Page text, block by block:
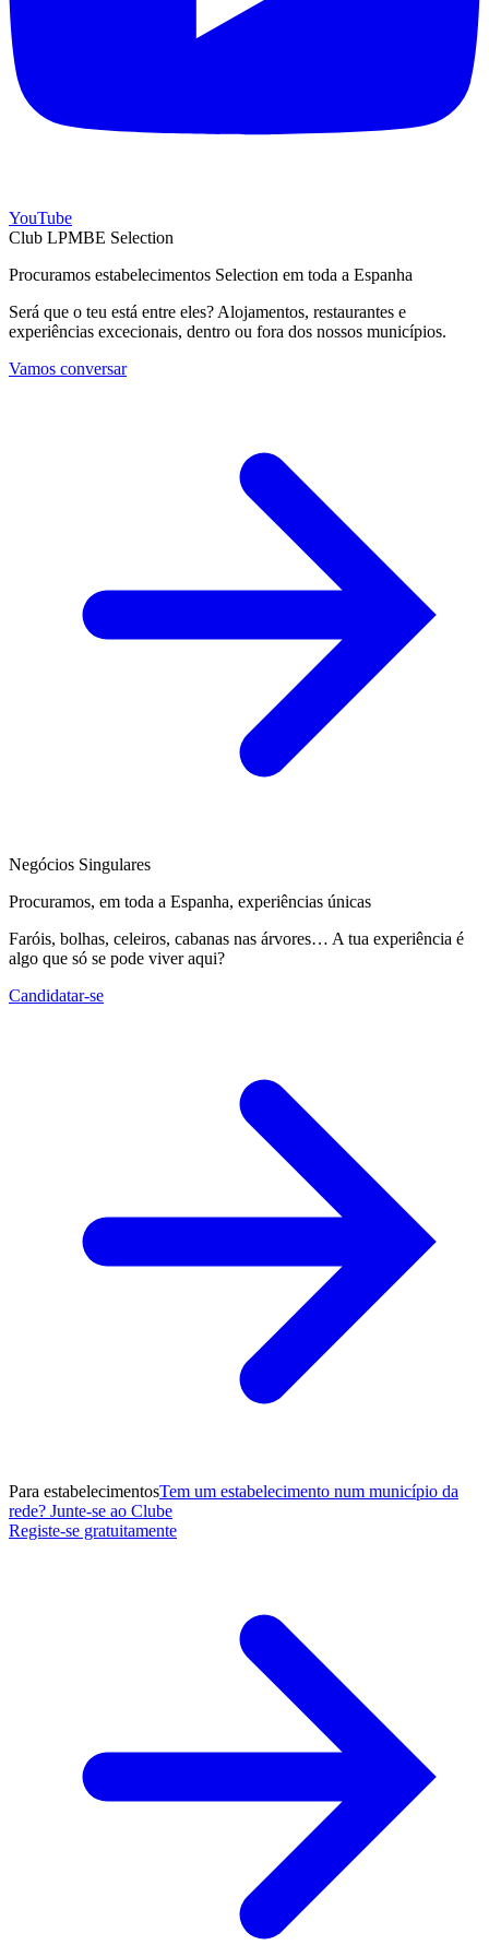
YouTube
Club LPMBE Selection
Procuramos estabelecimentos Selection em toda a Espanha
Será que o teu está entre eles? Alojamentos, restaurantes e
experiências excecionais, dentro ou fora dos nossos municípios.
Vamos conversar
Negócios Singulares
Procuramos, em toda a Espanha, experiências únicas
Faróis, bolhas, celeiros, cabanas nas árvores… A tua experiência é
algo que só se pode viver aqui?
Candidatar-se
Para estabelecimentosTem um estabelecimento num município da
rede? Junte-se ao Clube
Registe-se gratuitamente